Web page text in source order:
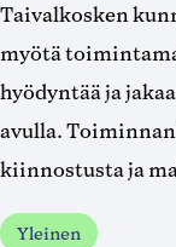
Taivalkosken
myötä
hyödyntää ja
avulla.
kiinnostusta ja
Yleinen